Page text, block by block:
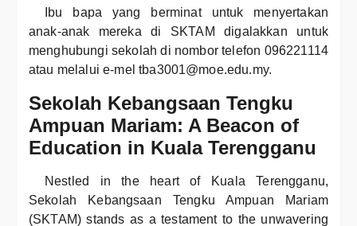
Ibu bapa yang berminat untuk menyertakan
anak-anak mereka di SKTAM digalakkan untuk
menghubungi sekolah di nombor telefon 096221114
atau melalui e-mel tba3001@moe.edu.my.
Sekolah Kebangsaan Tengku
Ampuan Mariam: A Beacon of
Education in Kuala Terengganu
Nestled in the heart of Kuala Terengganu,
Sekolah Kebangsaan Tengku Ampuan Mariam
(SKTAM) stands as a testament to the unwavering